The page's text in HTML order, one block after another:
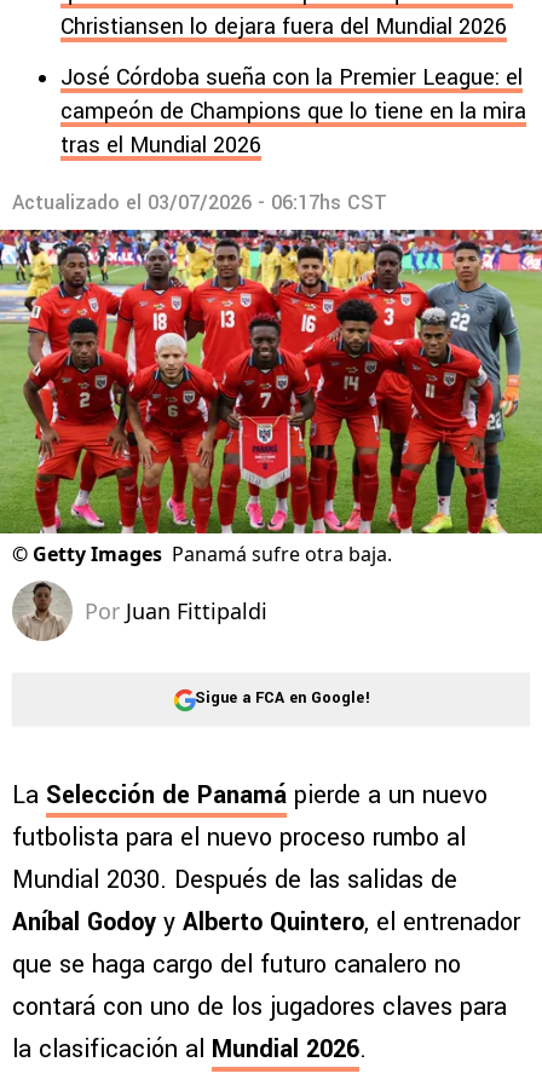
Christiansen lo dejara fuera del Mundial 2026
José Córdoba sueña con la Premier League: el
campeón de Champions que lo tiene en la mira
tras el Mundial 2026
Actualizado el 03/07/2026 - 06:17hs CST
© Getty Images Panamá sufre otra baja.
Por Juan Fittipaldi
Sigue a FCA en Google!
La Selección de Panamá pierde a un nuevo
futbolista para el nuevo proceso rumbo al
Mundial 2030. Después de las salidas de
Aníbal Godoy y Alberto Quintero, el entrenador
que se haga cargo del futuro canalero no
contará con uno de los jugadores claves para
la clasificación al Mundial 2026.